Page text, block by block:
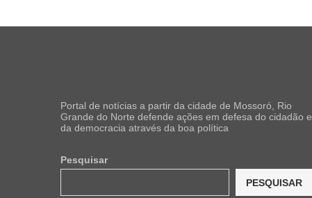
Portal de notícias a partir da cidade de Mossoró, Rio
Grande do Norte defende ações em defesa do cidadão e
da democracia através da boa política
Pesquisar
PESQUISAR